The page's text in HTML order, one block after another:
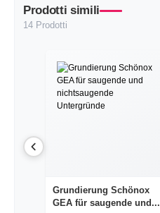
Prodotti simili
14 Prodotti
Grundierung Schönox
GEA für saugende und...